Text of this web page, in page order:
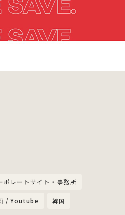
ポレートサイト・事務所
/ Youtube 韓国